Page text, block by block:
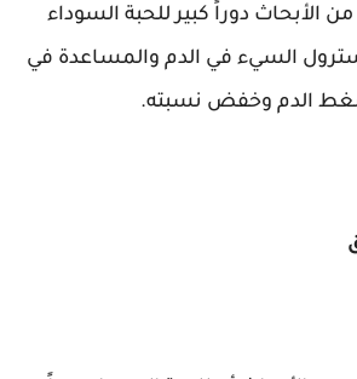
الأبحاث دوراً كبير للحبة السوداء
السيء في الدم والمساعدة في
الدم وخفض نسبته.